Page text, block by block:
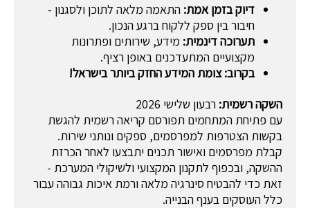
דיוק בזמן אמת: התאמה מלאה לתוכן ולסגנון -
חיבור בין ספק ללקוח ברגע הנכון.
תערוכה דינמית: מידע, שירותים ופתרונות
מקצועיים המתעדכנים באופן רציף.
בקרוב: צומת המידע החזק ביותר בישראל!
השקה רשמית: רבעון שלישי 2026
עם פתיחת המתחמים תפורסם קריאה רשמית להגשת
בקשות הצטרפות למפרסמים, ספקים ונותני שירות.
קבלת מפרסמים ואישור תכנים יתבצעו לאחר הכרזת
ההשקה, ובכפוף לתקנון המקצועי ולשיקולי המערכת -
זאת כדי להבטיח סינרגיה מלאה ורמת איכות גבוהה עבור
כלל העוסקים בענף הבנייה.